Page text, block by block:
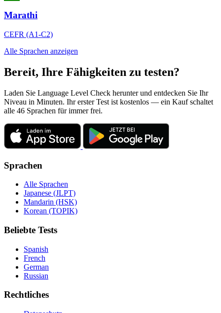
Marathi
CEFR (A1-C2)
Alle Sprachen anzeigen
Bereit, Ihre Fähigkeiten zu testen?
Laden Sie Language Level Check herunter und entdecken Sie Ihr
Niveau in Minuten. Ihr erster Test ist kostenlos — ein Kauf schaltet
alle 46 Sprachen für immer frei.
Sprachen
Alle Sprachen
Japanese (JLPT)
Mandarin (HSK)
Korean (TOPIK)
Beliebte Tests
Spanish
French
German
Russian
Rechtliches